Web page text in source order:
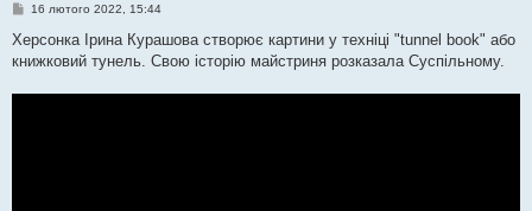
П
в
д
м
16 лютого 2022, 15:44
Херсонка Ірина Курашова створює картини у техніці "tunnel book" або
книжковий тунель. Свою історію майстриня розказала Суспільному.